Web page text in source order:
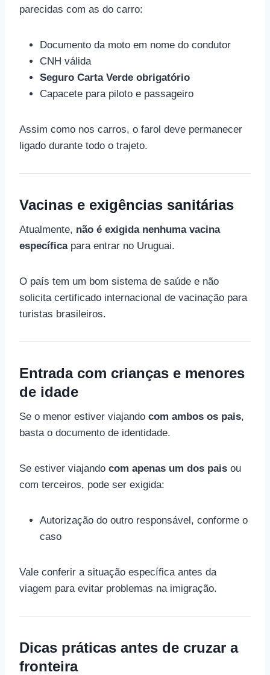
parecidas com as do carro:
Documento da moto em nome do condutor
CNH válida
Seguro Carta Verde obrigatório
Capacete para piloto e passageiro
Assim como nos carros, o farol deve permanecer
ligado durante todo o trajeto.
Vacinas e exigências sanitárias
Atualmente, não é exigida nenhuma vacina
específicapara entrar no Uruguai.
O país tem um bom sistema de saúde e não
solicita certificado internacional de vacinação para
turistas brasileiros.
Entrada com crianças e menores
de idade
Se o menor estiver viajando com ambos os pais,
basta o documento de identidade.
Se estiver viajando com apenas um dos pais ou
com terceiros, pode ser exigida:
Autorização do outro responsável, conforme o
caso
Vale conferir a situação específica antes da
viagem para evitar problemas na imigração.
Dicas práticas antes de cruzar a
fronteira